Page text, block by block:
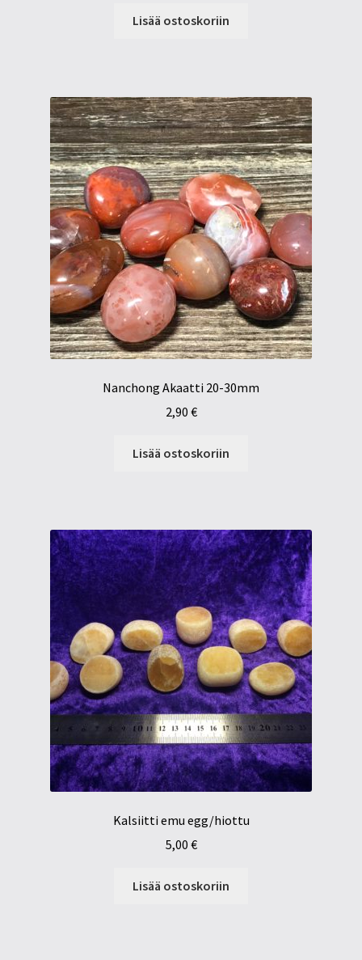
Lisää ostoskoriin
Nanchong Akaatti 20-30mm
2,90 €
Lisää ostoskoriin
Kalsiitti emu egg/hiottu
5,00 €
Lisää ostoskoriin